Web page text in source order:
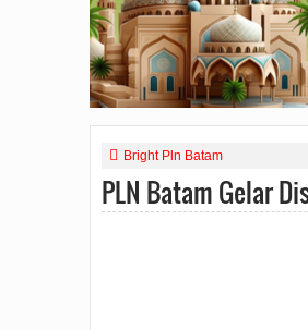
Bright Pln Batam
PLN Batam Gelar